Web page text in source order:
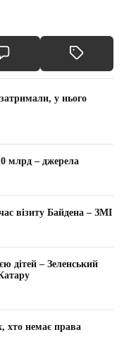
у нього
млрд – джерела
візиту Байдена – ЗМІ
дітей – Зеленський
хто немає права